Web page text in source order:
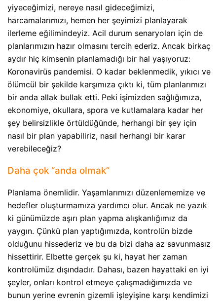
yiyeceğimizi, nereye nasıl gideceğimizi,
harcamalarımızı, hemen her şeyimizi planlayarak
ilerleme eğilimindeyiz. Acil durum senaryoları için de
planlarımızın hazır olmasını tercih ederiz. Ancak birkaç
aydır hiç kimsenin planlamadığı bir hal yaşıyoruz:
Koronavirüs pandemisi. O kadar beklenmedik, yıkıcı ve
ölümcül bir şekilde karşımıza çıktı ki, tüm planlarımızı
bir anda allak bullak etti. Peki işimizden sağlığımıza,
ekonomiye, okullara, spora ve kutlamalara kadar her
şey belirsizlikle örtüldüğünde, herhangi bir şey için
nasıl bir plan yapabiliriz, nasıl herhangi bir karar
verebileceğiz?
Daha çok “anda olmak”
Planlama önemlidir. Yaşamlarımızı düzenlememize ve
hedefler oluşturmamıza yardımcı olur. Ancak ne yazık
ki günümüzde aşırı plan yapma alışkanlığımız da
yaygın. Çünkü plan yaptığımızda, kontrolün bizde
olduğunu hissederiz ve bu da bizi daha az savunmasız
hissettirir. Elbette gerçek şu ki, hayat her zaman
kontrolümüz dışındadır. Dahası, bazen hayattaki en iyi
şeyler, onları kontrol etmeye çalışmadığımızda ve
bunun yerine evrenin gizemli işleyişine karşı kendimizi